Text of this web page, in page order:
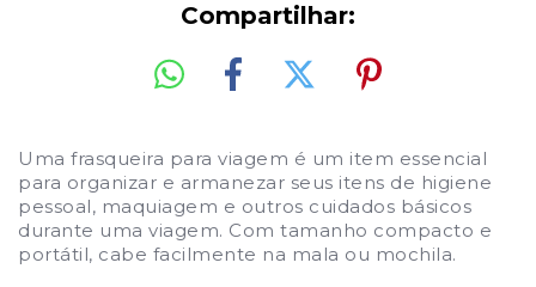
Compartilhar:
Uma frasqueira para viagem é um item essencial
para organizar e armanezar seus itens de higiene
pessoal, maquiagem e outros cuidados básicos
d urante uma viagem. Com tamanho compacto e
portátil, cabe facilmente na mala ou mochila.